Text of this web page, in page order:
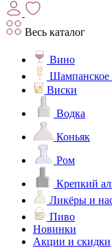
Весь каталог
Вино
Шампанское
Виски
Водка
Коньяк
Ром
Крепкий
Ликёры и
Пиво
Новинки
Акции и скидки